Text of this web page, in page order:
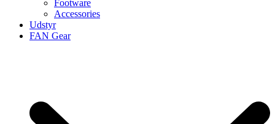
Footware
Accessories
Udstyr
FAN Gear